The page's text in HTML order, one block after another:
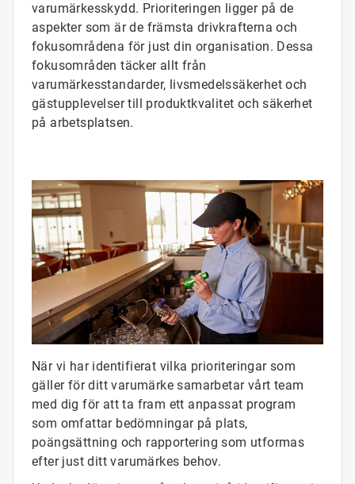
varumärkesskydd. Prioriteringen ligger på de
aspekter som är de främsta drivkrafterna och
fokusområdena för just din organisation. Dessa
fokusområden täcker allt från
varumärkesstandarder, livsmedelssäkerhet och
gästupplevelser till produktkvalitet och säkerhet
på arbetsplatsen.
När vi har identifierat vilka prioriteringar som
gäller för ditt varumärke samarbetar vårt team
med dig för att ta fram ett anpassat program
som omfattar bedömningar på plats,
poängsättning och rapportering som utformas
efter just ditt varumärkes behov.